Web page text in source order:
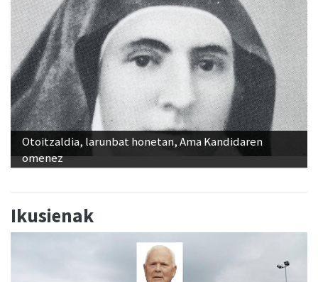
Otoitzaldia, larunbat honetan, Ama Kandidaren
omenez
Ikusienak